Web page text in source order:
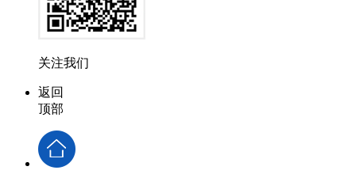
关注我们
返回
顶部